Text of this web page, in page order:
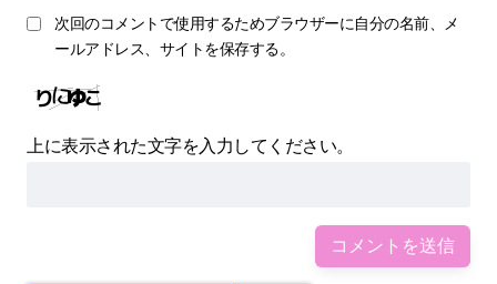
次回のコメントで使用するためブラウザーに自分の名前、メ
ールアドレス、サイトを保存する。
上に表示された文字を入力してください。